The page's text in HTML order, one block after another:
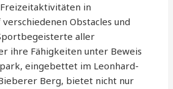
in
verschiedenen Obstacles und
aller
ihre Fähigkeiten unter Beweis
eingebettet im Leonhard-
Berg, bietet nicht nur